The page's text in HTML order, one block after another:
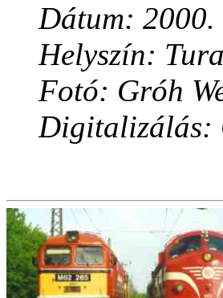
Dátum: 2000.
Helyszín: Tura
Fotó: Gróh
Digitalizálás: